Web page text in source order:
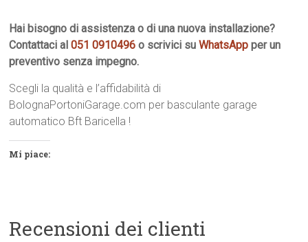
Hai bisogno di assistenza o di una nuova installazione?
Contattaci al051 0910496 o scrivici suWhatsApp per un
preventivo senza impegno.
Scegli la qualità e l’affidabilità di
BolognaPortoniGarage.com per basculante garage
automatico Bft Baricella !
Mi piace:
Recensioni dei clienti